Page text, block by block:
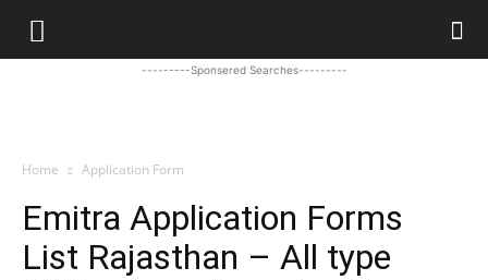
---------Sponsered Searches---------
Home Application Form
Emitra Application Forms
List Rajasthan – All type